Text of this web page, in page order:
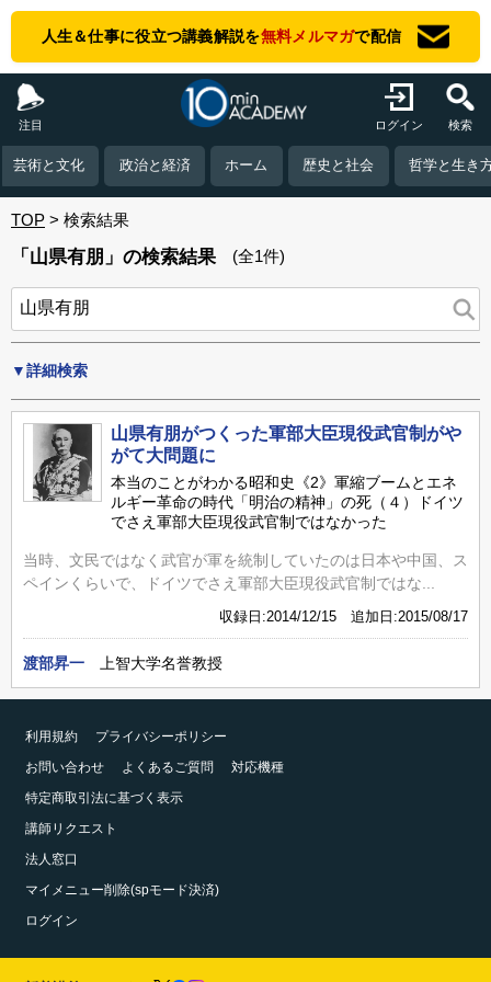
人生＆仕事に役立つ講義解説を無料メルマガで配信
注目 ログイン 検索
芸術と文化 政治と経済 ホーム 歴史と社会 哲学と生き
TOP 検索結果
「山県有朋」の検索結果 (全1件)
▼詳細検索
山県有朋がつくった軍部大臣現役武官制がや
がて大問題に
本当のことがわかる昭和史《2》軍縮ブームとエネ
ルギー革命の時代「明治の精神」の死（４）ドイツ
でさえ軍部大臣現役武官制ではなかった
当時、文民ではなく武官が軍を統制していたのは日本や中国、ス
ペインくらいで、ドイツでさえ軍部大臣現役武官制ではな...
収録日:2014/12/15 追加日:2015/08/17
渡部昇一 上智大学名誉教授
利用規約
プライバシーポリシー
お問い合わせ
よくあるご質問
対応機種
特定商取引法に基づく表示
講師リクエスト
法人窓口
マイメニュー削除(spモード決済)
ログイン